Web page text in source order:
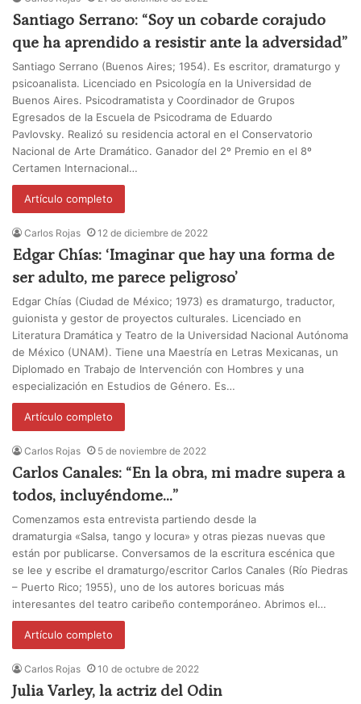
Santiago Serrano: “Soy un cobarde corajudo
que ha aprendido a resistir ante la adversidad”
Santiago Serrano (Buenos Aires; 1954). Es escritor, dramaturgo y
psicoanalista. Licenciado en Psicología en la Universidad de
Buenos Aires. Psicodramatista y Coordinador de Grupos
Egresados de la Escuela de Psicodrama de Eduardo
Pavlovsky. Realizó su residencia actoral en el Conservatorio
Nacional de Arte Dramático. Ganador del 2º Premio en el 8º
Certamen Internacional…
Artículo completo
Carlos Rojas 12 de diciembre de 2022
Edgar Chías: ‘Imaginar que hay una forma de
ser adulto, me parece peligroso’
Edgar Chías (Ciudad de México; 1973) es dramaturgo, traductor,
guionista y gestor de proyectos culturales. Licenciado en
Literatura Dramática y Teatro de la Universidad Nacional Autónoma
de México (UNAM). Tiene una Maestría en Letras Mexicanas, un
Diplomado en Trabajo de Intervención con Hombres y una
especialización en Estudios de Género. Es…
Artículo completo
Carlos Rojas 5 de noviembre de 2022
Carlos Canales: “En la obra, mi madre supera a
todos, incluyéndome…”
Comenzamos esta entrevista partiendo desde la
dramaturgia «Salsa, tango y locura» y otras piezas nuevas que
están por publicarse. Conversamos de la escritura escénica que
se lee y escribe el dramaturgo/escritor Carlos Canales (Río Piedras
– Puerto Rico; 1955), uno de los autores boricuas más
interesantes del teatro caribeño contemporáneo. Abrimos el…
Artículo completo
Carlos Rojas 10 de octubre de 2022
Julia Varley, la actriz del Odin